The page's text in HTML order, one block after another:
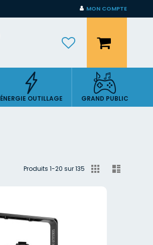
MON COMPTE
Mon panier
ÉNERGIE OUTILLAGE GRAND PUBLIC
en
Grille
Produits 1-20 sur135